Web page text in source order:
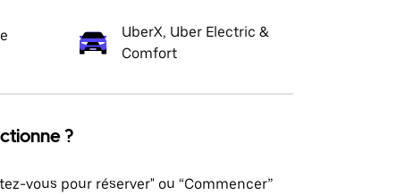
UberX, Uber Electric &
Comfort
?
vous pour réserver" ou “Commencer”